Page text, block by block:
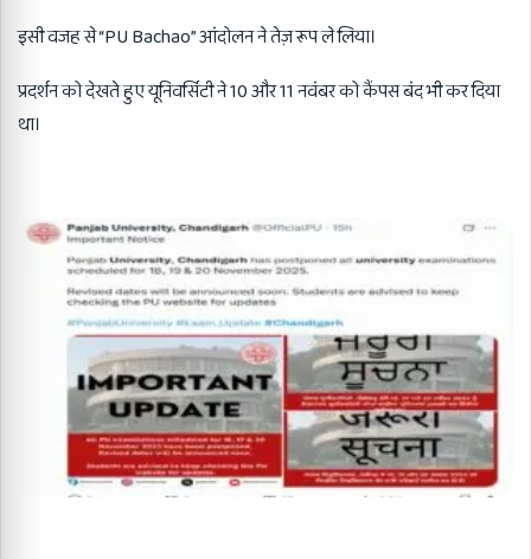
इसी वजह से “PU Bachao” आंदोलन ने तेज़ रूप ले लिया।
प्रदर्शन को देखते हुए यूनिवर्सिटी ने 10 और 11 नवंबर को कैंपस बंद भी कर दिया
था।